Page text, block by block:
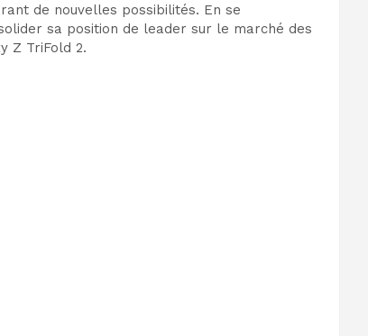
de nouvelles possibilités. En se
sa position de leader sur le marché des
Z TriFold 2.